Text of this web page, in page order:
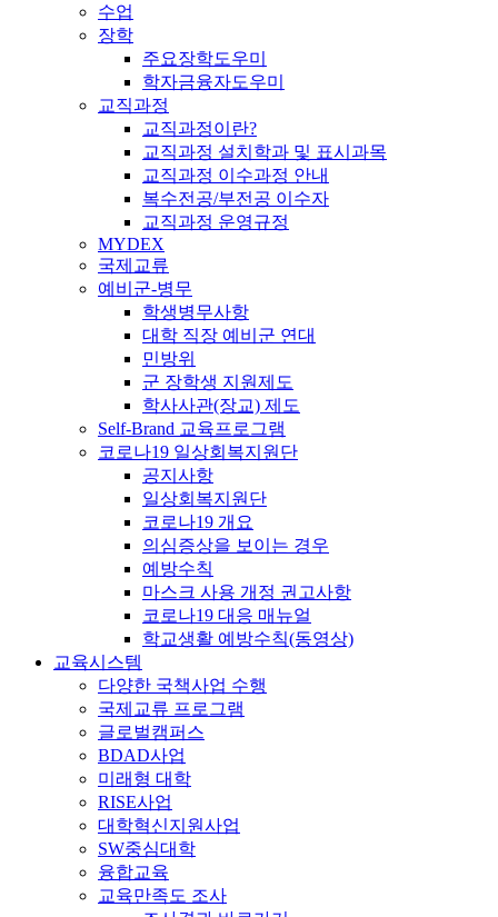
수업
장학
주요장학도우미
학자금융자도우미
교직과정
교직과정이란?
교직과정 설치학과 및 표시과목
교직과정 이수과정 안내
복수전공/부전공 이수자
교직과정 운영규정
MYDEX
국제교류
예비군-병무
학생병무사항
대학 직장 예비군 연대
민방위
군 장학생 지원제도
학사사관(장교) 제도
Self-Brand 교육프로그램
코로나19 일상회복지원단
공지사항
일상회복지원단
코로나19 개요
의심증상을 보이는 경우
예방수칙
마스크 사용 개정 권고사항
코로나19 대응 매뉴얼
학교생활 예방수칙(동영상)
교육시스템
다양한 국책사업 수행
국제교류 프로그램
글로벌캠퍼스
BDAD사업
미래형 대학
RISE사업
대학혁신지원사업
SW중심대학
융합교육
교육만족도 조사